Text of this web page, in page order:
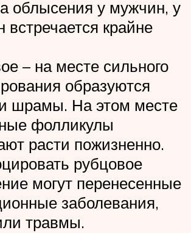
облысения у мужчин, у
крайне
– на месте сильного
образуются
шрамы. На этом месте
фолликулы
расти пожизненно.
рубцовое
могут перенесенные
заболевания,
травмы.